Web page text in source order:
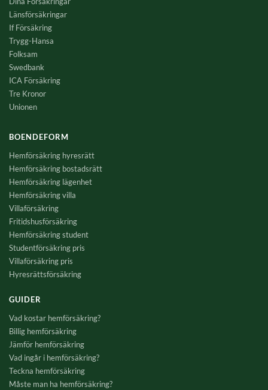
Länsförsäkringar
If Försäkring
Trygg-Hansa
Folksam
Swedbank
ICA Försäkring
Tre Kronor
Unionen
BOENDEFORM
Hemförsäkring hyresrätt
Hemförsäkring bostadsrätt
Hemförsäkring lägenhet
Hemförsäkring villa
Villaförsäkring
Fritidshusförsäkring
Hemförsäkring student
Studentförsäkring pris
Villaförsäkring pris
Hyresrättsförsäkring
GUIDER
Vad kostar hemförsäkring?
Billig hemförsäkring
Jämför hemförsäkring
Vad ingår i hemförsäkring?
Teckna hemförsäkring
Måste man ha hemförsäkring?